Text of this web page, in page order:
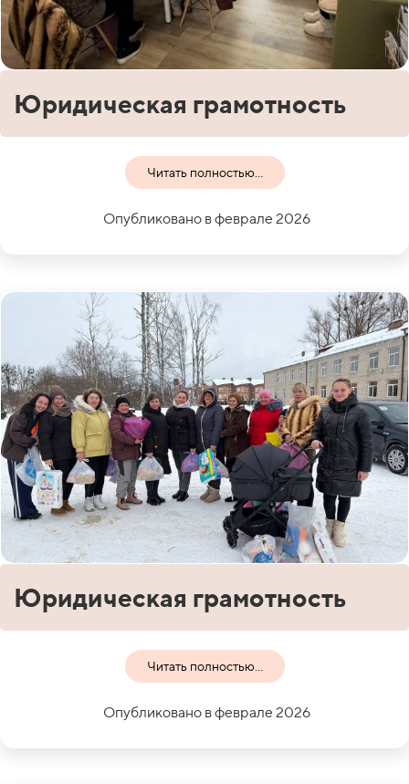
Юридическая грамотность
Читать полностью...
Опубликовано в феврале 2026
Юридическая грамотность
Читать полностью...
Опубликовано в феврале 2026